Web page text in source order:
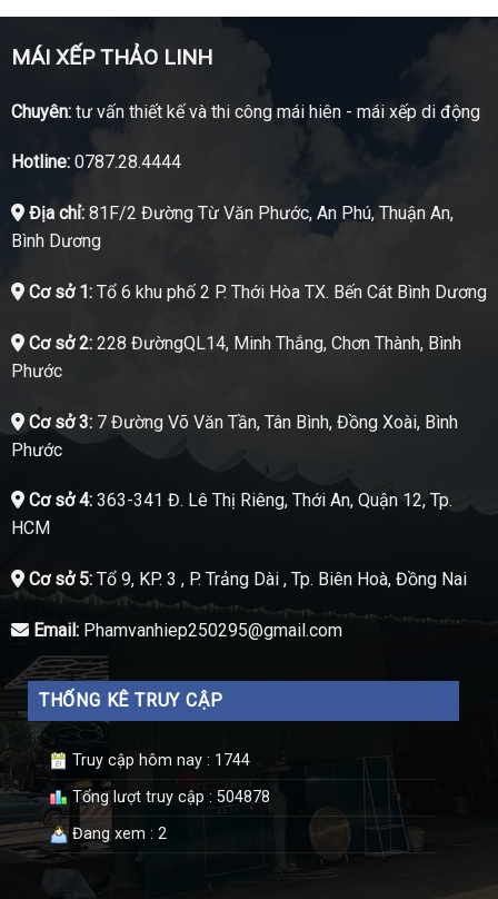
MÁI XẾP THẢO LINH
Chuyên:tư vấn thiết kế và thi công mái hiên - mái xếp di động
Hotline:0787.28.4444
Địa chỉ:81F/2 Đường Từ Văn Phước, An Phú, Thuận An,
Bình Dương
Cơ sở 1:Tổ 6 khu phố 2 P. Thới Hòa TX. Bến Cát Bình Dương
Cơ sở 2:228 ĐườngQL14, Minh Thắng, Chơn Thành, Bình
Phước
Cơ sở 3:7 Đường Võ Văn Tần, Tân Bình, Đồng Xoài, Bình
Phước
Cơ sở 4:363-341 Đ. Lê Thị Riêng, Thới An, Quận 12, Tp.
HCM
Cơ sở 5:Tổ 9, KP. 3 , P. Trảng Dài , Tp. Biên Hoà, Đồng Nai
Email:Phamvanhiep250295@gmail.com
THỐNG KÊ TRUY CẬP
Truy cập hôm nay : 1744
Tổng lượt truy cập : 504878
Đang xem : 2